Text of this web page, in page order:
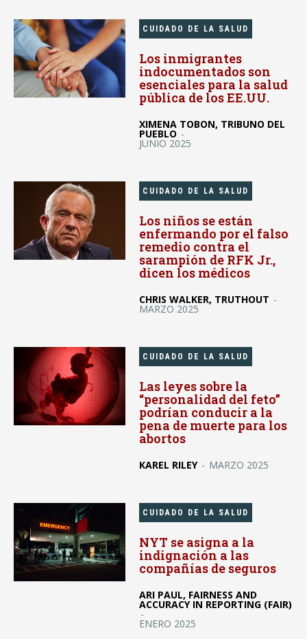
CUIDADO DE LA SALUD
Los inmigrantes
indocumentados son
esenciales para la salud
pública de los EE.UU.
XIMENA TOBON, TRIBUNO DEL
PUEBLO -
JUNIO 2025
CUIDADO DE LA SALUD
Los niños se están
enfermando por el falso
remedio contra el
sarampión de RFK Jr.,
dicen los médicos
CHRIS WALKER, TRUTHOUT -
MARZO 2025
CUIDADO DE LA SALUD
Las leyes sobre la
“personalidad del feto”
podrían conducir a la
pena de muerte para los
abortos
KAREL RILEY - MARZO 2025
CUIDADO DE LA SALUD
NYT se asigna a la
indignación a las
compañías de seguros
ARI PAUL, FAIRNESS AND
ACCURACY IN REPORTING (FAIR)
-
ENERO 2025